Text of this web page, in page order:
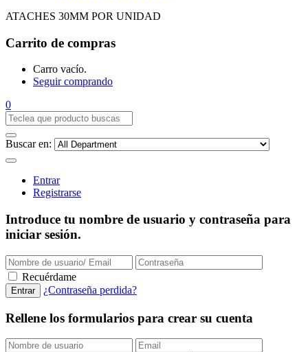
ATACHES 30MM POR UNIDAD
Carrito de compras
Carro vacío.
Seguir comprando
0
Buscar en:
Entrar
Registrarse
Introduce tu nombre de usuario y contraseña para
iniciar sesión.
Recuérdame
¿Contraseña perdida?
Rellene los formularios para crear su cuenta